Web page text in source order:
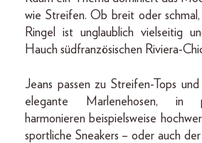
wie Streifen. Ob breit oder
Ringel ist unglaublich vielseitig
Hauch südfranzösischen Riviera-
Jeans passen zu Streifen-Tops
elegante Marlenehosen, in
harmonieren beispielsweise
sportliche Sneakers – oder auch